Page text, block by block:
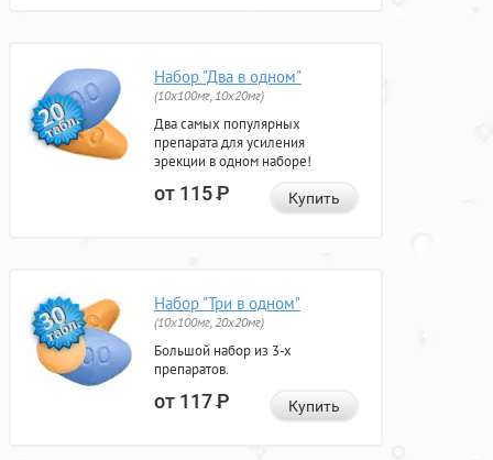
Набор "Два в одном"
(10x100мг, 10x20мг)
Два самых популярных
препарата для усиления
эрекции в одном наборе!
от 115Р Купить
Набор "Три в одном"
(10x100мг, 20x20мг)
Большой набор из 3-х
препаратов.
от 117Р Купить